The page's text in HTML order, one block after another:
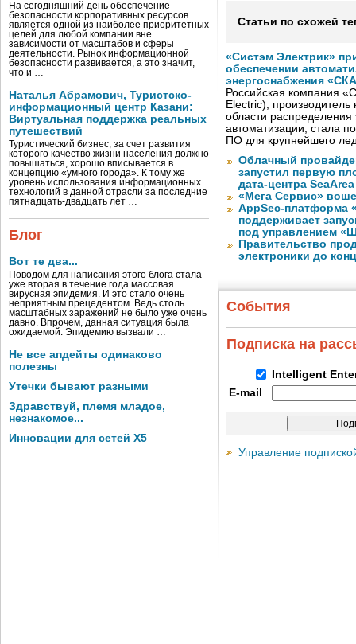
На сегодняшний день обеспечение
безопасности корпоративных ресурсов
является одной из наиболее приоритетных
целей для любой компании вне
зависимости от масштабов и сферы
деятельности. Рынок информационной
безопасности развивается, а это значит,
что и …
Наталья Абрамович, Туристско-
информационный центр Казани:
Виртуальная поддержка реальных
путешествий
Туристический бизнес, за счет развития
которого качество жизни населения должно
повышаться, хорошо вписывается в
концепцию «умного города». К тому же
уровень использования информационных
технологий в данной отрасли за последние
пятнадцать-двадцать лет …
Блог
Вот те два...
Поводом для написания этого блога стала
уже вторая в течение года массовая
вирусная эпидемия. И это стало очень
неприятным прецедентом. Ведь столь
масштабных заражений не было уже очень
давно. Впрочем, данная ситуация была
ожидаемой. Эпидемию вызвали …
Не все апдейты одинаково
полезны
Утечки бывают разными
Здравствуй, племя младое,
незнакомое...
Инновации для сетей X5
Статьи по схожей
«Систэм Электрик»
обеспечении
энергоснабжения
Российская компания
Electric),
области распределения
автоматизации, стала
ПО для крупнейшего
Облачный
запустил первую
дата-центра
«Мега Сервис»
AppSec-платформа
поддерживает
под управлением
Правительство
электроники до
События
Подписка на
Intelligent
E-mail
Управление